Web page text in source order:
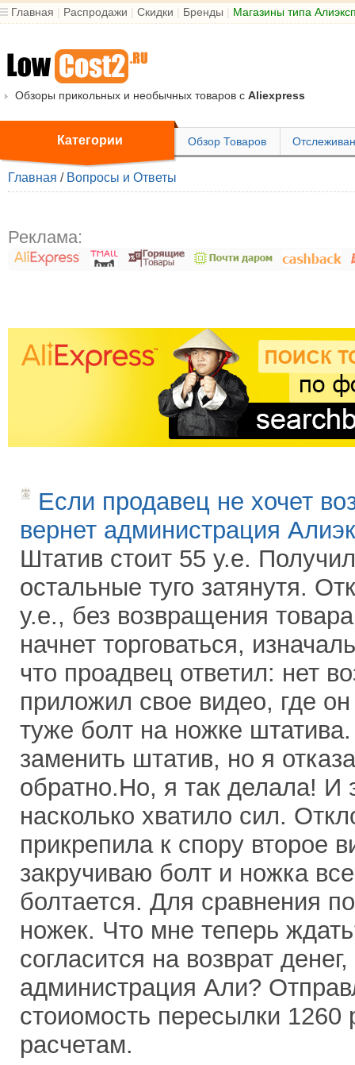
Главная | Распродажи | Скидки | Бренды | Магазины типа
Обзоры прикольных и необычных товаров с Aliexpress
Категории Обзор Товаров
Главная / Вопросы и Ответы
Реклама:
Если продавец не хочет
вернет администрация
Штатив стоит 55 у.е.
остальные туго затянутя.
у.е., без возвращения
начнет торговаться,
что проадвец ответил: нет
приложил свое видео, где
туже болт на ножке
заменить штатив, но я
обратно.Но, я так делала! И
насколько хватило сил.
прикрепила к спору второе
закручиваю болт и ножка
болтается. Для сравнения
ножек. Что мне теперь
согласится на возврат
администрация Али?
стоиомость пересылки
расчетам.